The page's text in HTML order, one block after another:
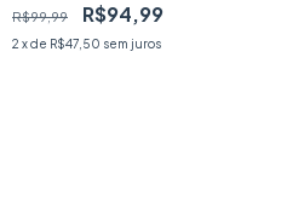
R$99,99 R$94,99
2 x de R$47,50 sem juros